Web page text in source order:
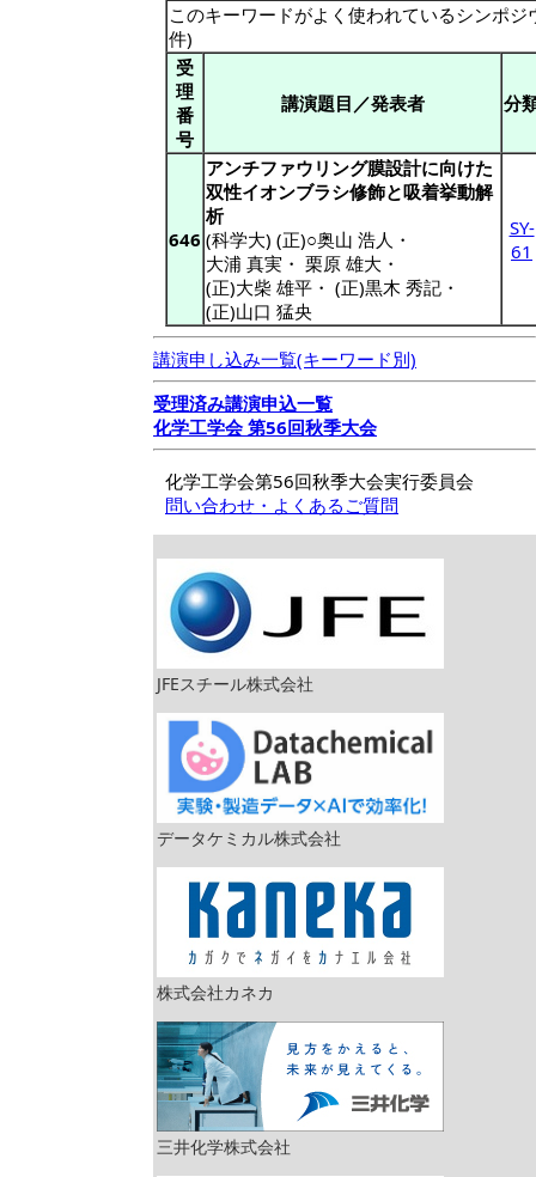
このキーワードがよく使われているシンポ
件)
受
理
番
号
講演題目／発表者 分
646
アンチファウリング膜設計に向けた
双性イオンブラシ修飾と吸着挙動解
析
(科学大) (正)○奥山 浩人 ・
大浦 真実 ・ 栗原 雄大 ・
(正)大柴 雄平 ・ (正)黒木 秀記 ・
(正)山口 猛央
SY-
61
講演申し込み一覧(キーワード別)
受理済み講演申込一覧
化学工学会 第56回秋季大会
化学工学会第56回秋季大会実行委員会
問い合わせ・よくあるご質問
JFEスチール株式会社
データケミカル株式会社
株式会社カネカ
三井化学株式会社